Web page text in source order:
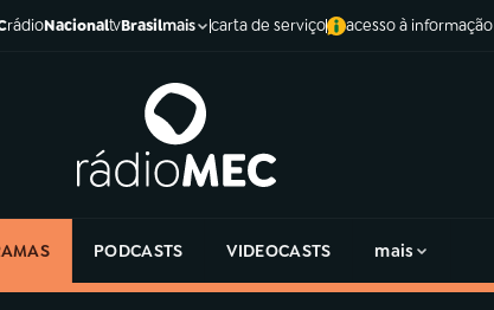
rádioNacionaltvBrasilmais carta de serviço acesso à informação
PODCASTS VIDEOCASTS mais